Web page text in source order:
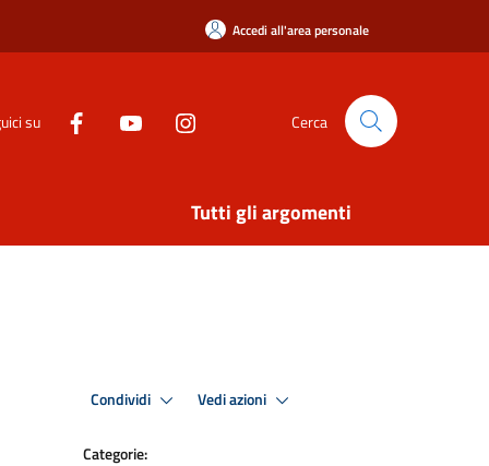
Accedi all'area personale
su Cerca
Tutti gli argomenti
Condividi Vedi azioni
Categorie: